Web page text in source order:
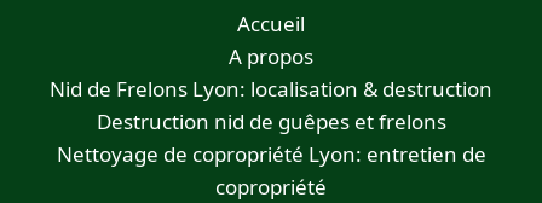
Accueil
A propos
Nid de Frelons Lyon: localisation & destruction
Destruction nid de guêpes et frelons
Nettoyage de copropriété Lyon: entretien de
copropriété